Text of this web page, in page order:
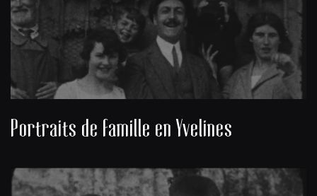
Portraits de famille en Yvelines